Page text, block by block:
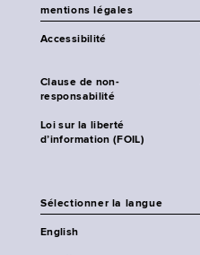
mentions légales
Accessibilité
Clause de non-
responsabilité
Loi sur la liberté
d’information (FOIL)
Sélectionner la langue
English